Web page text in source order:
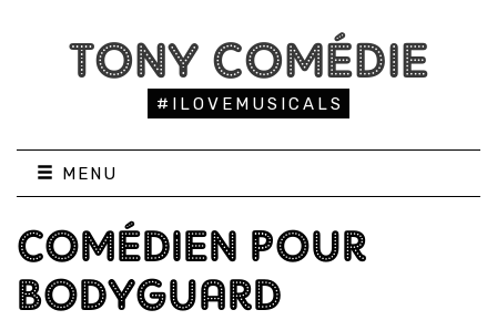
TONY COMÉDIE
#ILOVEMUSICALS
MENU
COMÉDIEN POUR
BODYGUARD